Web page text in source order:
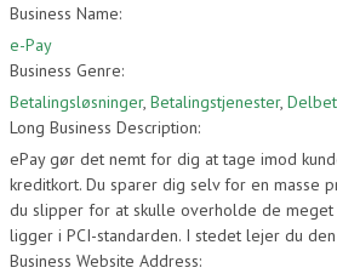
Business Name:
e-Pay
Business Genre:
Betalingsløsninger, Betalingstjenester,
Long Business Description:
ePay gør det nemt for dig at tage imod
kreditkort. Du sparer dig selv for en masse
du slipper for at skulle overholde de meget
ligger i PCI-standarden. I stedet lejer du
Business Website Address: